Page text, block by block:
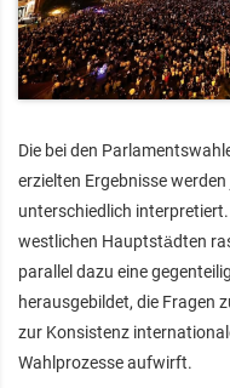
Die bei den
erzielten Ergebnisse
unterschiedlich
westlichen Hauptstädten
parallel dazu eine
herausgebildet, die Fragen
zur Konsistenz
Wahlprozesse aufwirft.